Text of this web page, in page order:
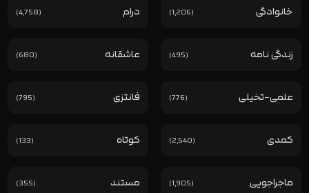
خانوادگی (1,206) درام (4,758)
زندگی نامه (495) عاشقانه (680)
علمی-تخیلی (776) فانتزی (795)
کمدی (2,540) کوتاه (133)
ماجراجویی (1,905) مستند (355)